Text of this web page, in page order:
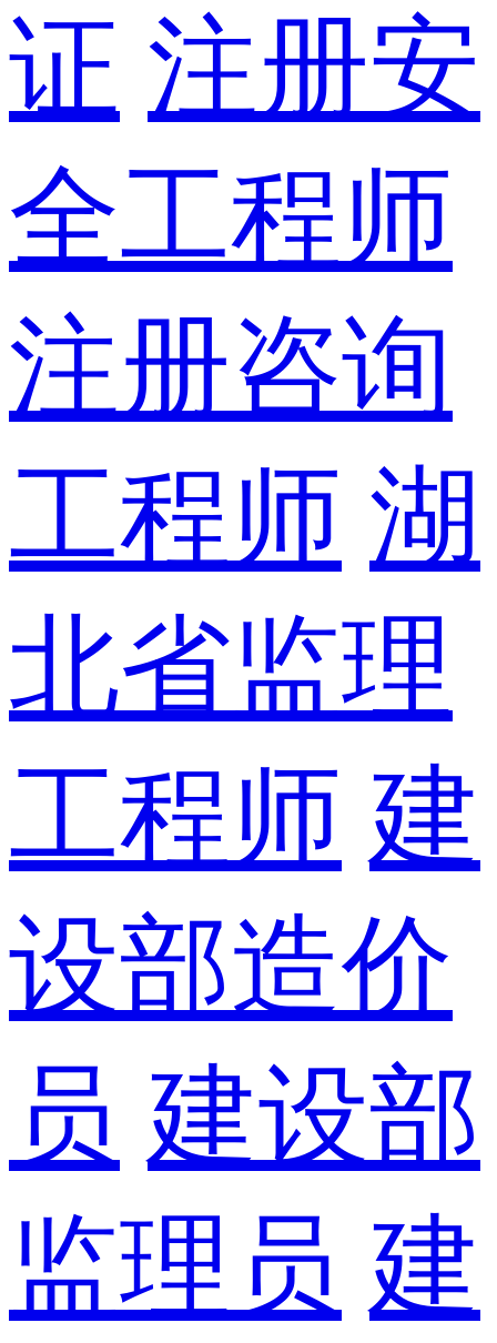
证 注册安
全工程师
注册咨询
工程师 湖
北省监理
工程师 建
设部造价
员 建设部
监理员 建